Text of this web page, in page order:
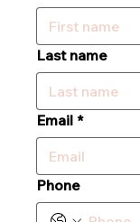
Last name
Email *
Phone